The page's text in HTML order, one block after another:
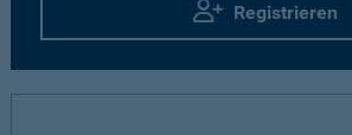
Registrieren